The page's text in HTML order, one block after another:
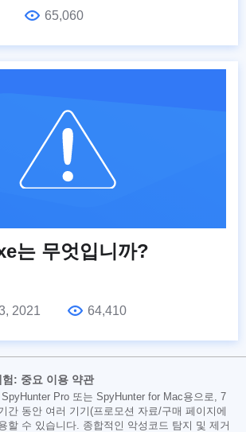
65,060
는 무엇입니까?
2021
64,410
: 중요 이용 약관
Pro 또는 SpyHunter for Mac용으로, 7
간 동안 여러 기기(프로모션 자료/구매 페이지에
할 수 있습니다. 종합적인 악성코드 탐지 및 제거